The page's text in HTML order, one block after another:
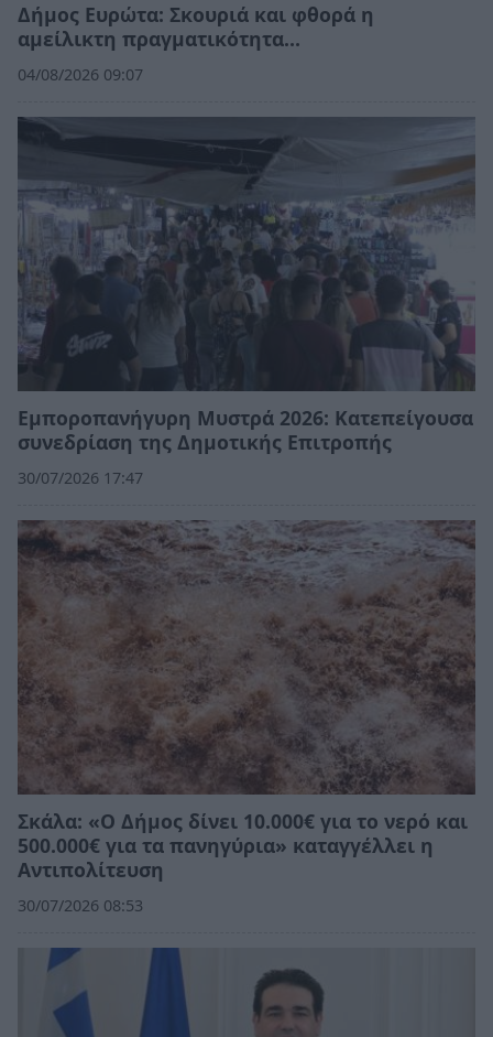
Δήμος Ευρώτα: Σκουριά και φθορά η
αμείλικτη πραγματικότητα…
04/08/2026 09:07
Εμποροπανήγυρη Μυστρά 2026: Κατεπείγουσα
συνεδρίαση της Δημοτικής Επιτροπής
30/07/2026 17:47
Σκάλα: «Ο Δήμος δίνει 10.000€ για το νερό και
500.000€ για τα πανηγύρια» καταγγέλλει η
Αντιπολίτευση
30/07/2026 08:53